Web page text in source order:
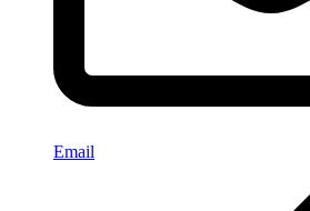
Email